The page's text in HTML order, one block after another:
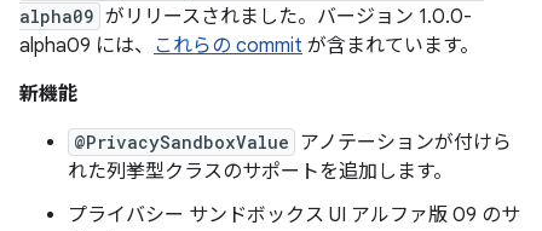
alpha09 がリリースされました。バージョン 1.0.0-
alpha09 には、 これらの commit が含まれています。
新機能
@PrivacySandboxValue アノテーションが付けら
れた列挙型クラスのサポートを追加します。
プライバシー サンドボックス UI アルファ版 09 のサ